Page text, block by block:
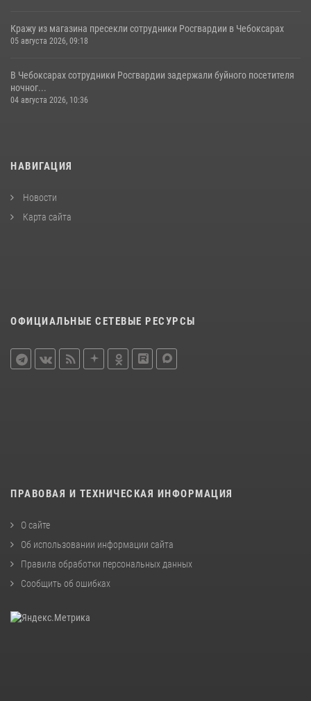
Кражу из магазина пресекли сотрудники Росгвардии в Чебоксарах
05 августа 2026, 09:18
В Чебоксарах сотрудники Росгвардии задержали буйного посетителя
ночног...
04 августа 2026, 10:36
НАВИГАЦИЯ
Новости
Карта сайта
ОФИЦИАЛЬНЫЕ СЕТЕВЫЕ РЕСУРСЫ
ПРАВОВАЯ И ТЕХНИЧЕСКАЯ ИНФОРМАЦИЯ
О сайте
Об использовании информации сайта
Правила обработки персональных данных
Сообщить об ошибках